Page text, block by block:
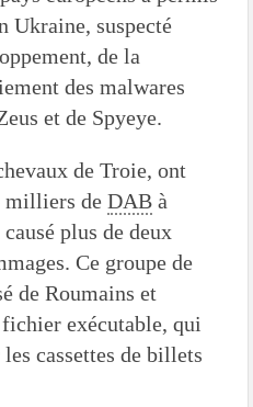
Ukraine, suspecté
de la
des malwares
et de Spyeye.
de Troie, ont
milliers deDAB à
plus de deux
Ce groupe de
de Roumains et
exécutable, qui
cassettes de billets